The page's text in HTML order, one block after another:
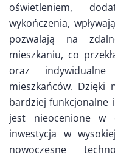
oświetleniem,
wykończenia,
pozwalają na
mieszkaniu, co
oraz
mieszkańców. Dzięki
bardziej funkcjonalne
jest nieocenione w
inwestycja w
nowoczesne